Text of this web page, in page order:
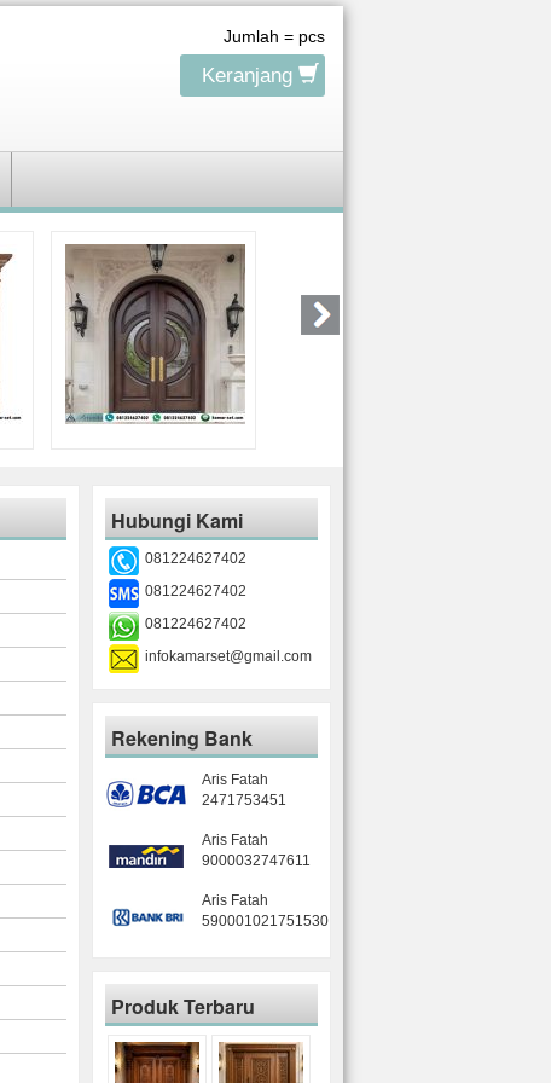
Jumlah = pcs
Keranjang
Hubungi Kami
081224627402
081224627402
081224627402
infokamarset@gmail.com
Rekening Bank
Aris Fatah
2471753451
Aris Fatah
9000032747611
Aris Fatah
590001021751530
Produk Terbaru